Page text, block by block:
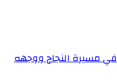
مسيرة النجاح ووجهه